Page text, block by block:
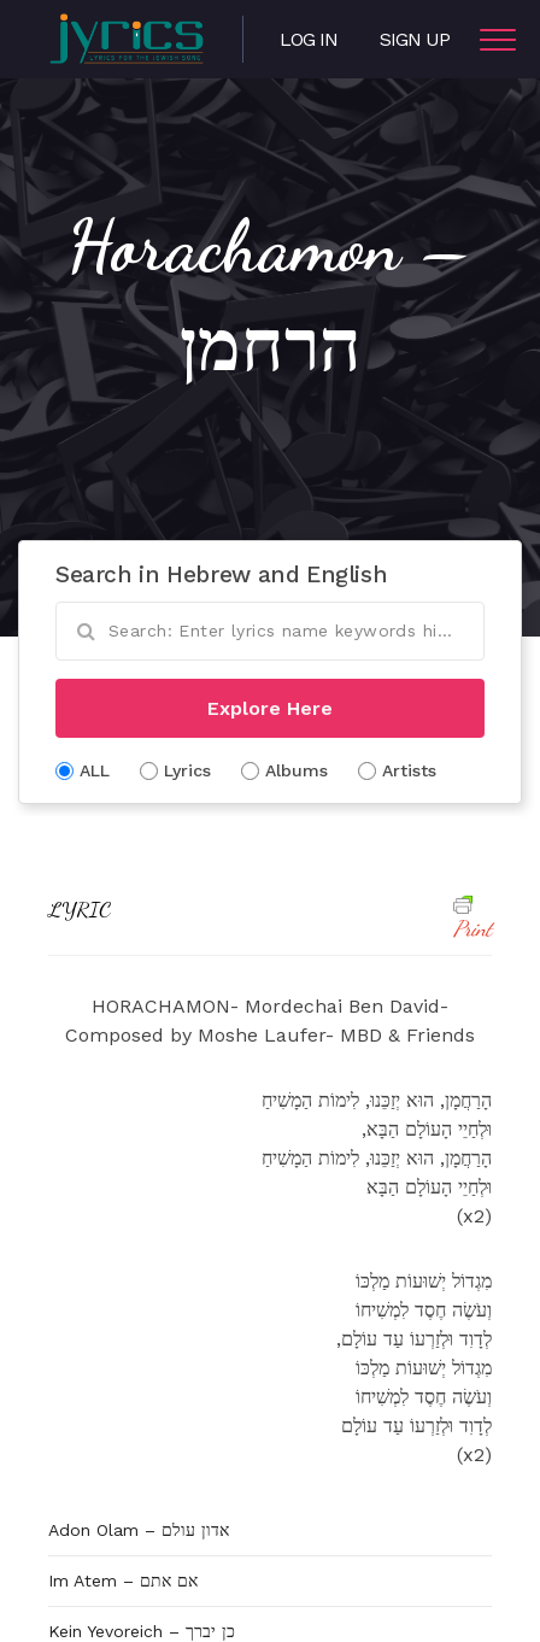
LOG IN SIGN UP
Horachamon –
הרחמן
Search in Hebrew and English
Explore Here
ALL Lyrics Albums Artists
LYRIC
Print
HORACHAMON- Mordechai Ben David-
Composed by Moshe Laufer- MBD & Friends
הָרַחֲמָן, הוּא יְזַכֵּנוּ, לִימוֹת הַמָשִׁיחַ
,וּלְחַיֵי הָעוֹלָם הַבָּא
הָרַחֲמָן, הוּא יְזַכֵּנוּ, לִימוֹת הַמָשִׁיחַ
וּלְחַיֵי הָעוֹלָם הַבָּא
(x2)
מִגְדוֹל יְשׁוּעוֹת מַלְכּוֹ
וְעֹשֶׂה חֶסֶד לִמְשִׁיחוֹ
,לְדָוִד וּלְזַרְעוֹ עַד עוֹלָם
מִגְדוֹל יְשׁוּעוֹת מַלְכּוֹ
וְעֹשֶׂה חֶסֶד לִמְשִׁיחוֹ
לְדָוִד וּלְזַרְעוֹ עַד עוֹלָם
(x2)
Adon Olam – אדון עולם
Im Atem – אם אתם
Kein Yevoreich – כן יברך